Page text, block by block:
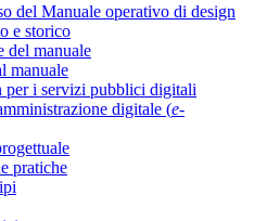
del Manuale operativo di design
e storico
del manuale
manuale
per i servizi pubblici digitali
digitale (e-
pratiche